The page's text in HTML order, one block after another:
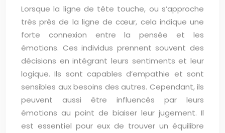
Lorsque la ligne de tête touche, ou s’approche
très près de la ligne de cœur, cela indique une
forte connexion entre la pensée et les
émotions. Ces individus prennent souvent des
décisions en intégrant leurs sentiments et leur
logique. Ils sont capables d’empathie et sont
sensibles aux besoins des autres. Cependant, ils
peuvent aussi être influencés par leurs
émotions au point de biaiser leur jugement. Il
est essentiel pour eux de trouver un équilibre